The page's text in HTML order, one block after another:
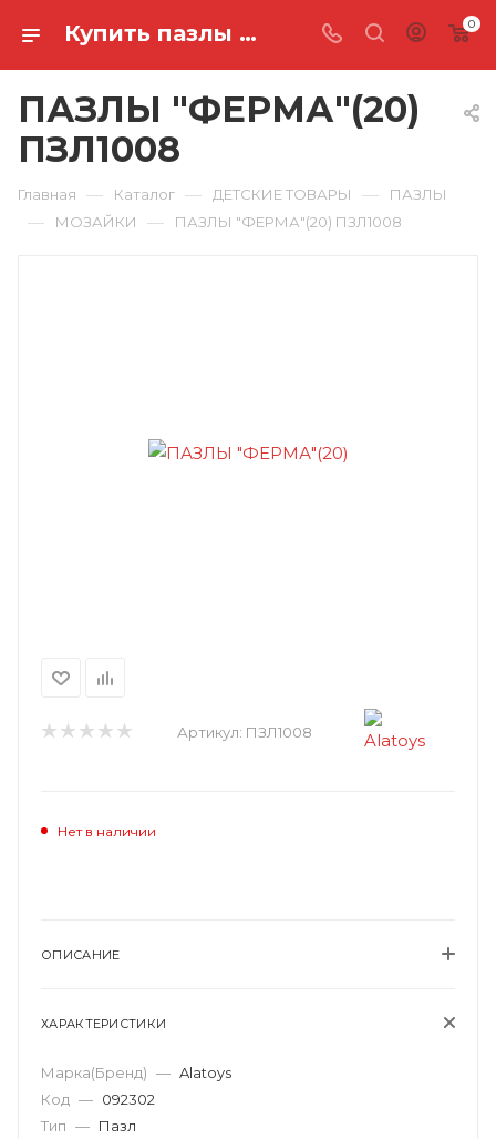
Купить пазлы "ферма"(20) ПЗЛ1008 в Ростове-на-Дону 0
ПАЗЛЫ "ФЕРМА"(20)
ПЗЛ1008
Главная — Каталог — ДЕТСКИЕ ТОВАРЫ — ПАЗЛЫ
— МОЗАЙКИ — ПАЗЛЫ "ФЕРМА"(20) ПЗЛ1008
Артикул: ПЗЛ1008
Нет в наличии
ОПИСАНИЕ
ХАРАКТЕРИСТИКИ
Марка(Бренд) — Alatoys
Код — 092302
Тип — Пазл